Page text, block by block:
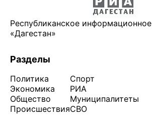
Республиканское информационное
«Дагестан»
Разделы
Политика
Экономика
Общество
Происшествия
Спорт
РИА
Муниципалитеты
СВО